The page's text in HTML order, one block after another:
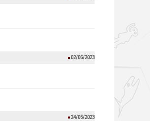
02/06/2023
24/05/2023